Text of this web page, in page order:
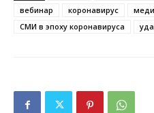
вебинар
коронавирус
СМИ в эпоху коронавируса